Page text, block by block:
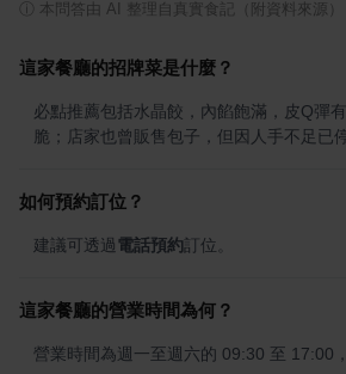
本問答由 AI 整理自真實食記（附資料來源）
這家餐廳的招牌菜是什麼？
必點推薦包括水晶餃，內餡飽滿，皮Q彈
脆；店家也曾販售包子，但因人手不足已
如何預約訂位？
建議可透過電話預約訂位。
這家餐廳的營業時間為何？
營業時間為週一至週六的 09:30 至 17:00